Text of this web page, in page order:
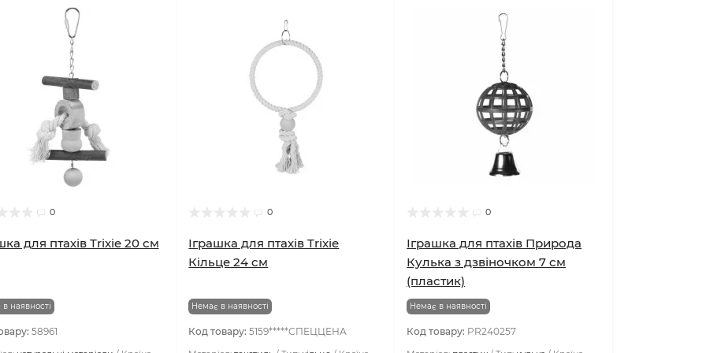
0
для птахів Trixie 20 см
наявності
58961
0
Іграшка для птахів Trixie
Кільце 24 см
Немає в наявності
Код товару:5159*****СПЕЦЦЕНА
0
Іграшка для птахів Природа
Кулька з дзвіночком 7 см
(пластик)
Немає в наявності
Код товару: PR240257